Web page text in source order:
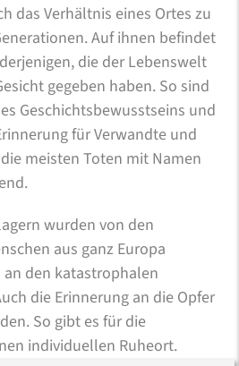
das Verhältnis eines Ortes zu
Auf ihnen befindet
die der Lebenswelt
gegeben haben. So sind
Geschichtsbewusstseins und
für Verwandte und
meisten Toten mit Namen
wurden von den
aus ganz Europa
den katastrophalen
die Erinnerung an die Opfer
So gibt es für die
individuellen Ruheort.